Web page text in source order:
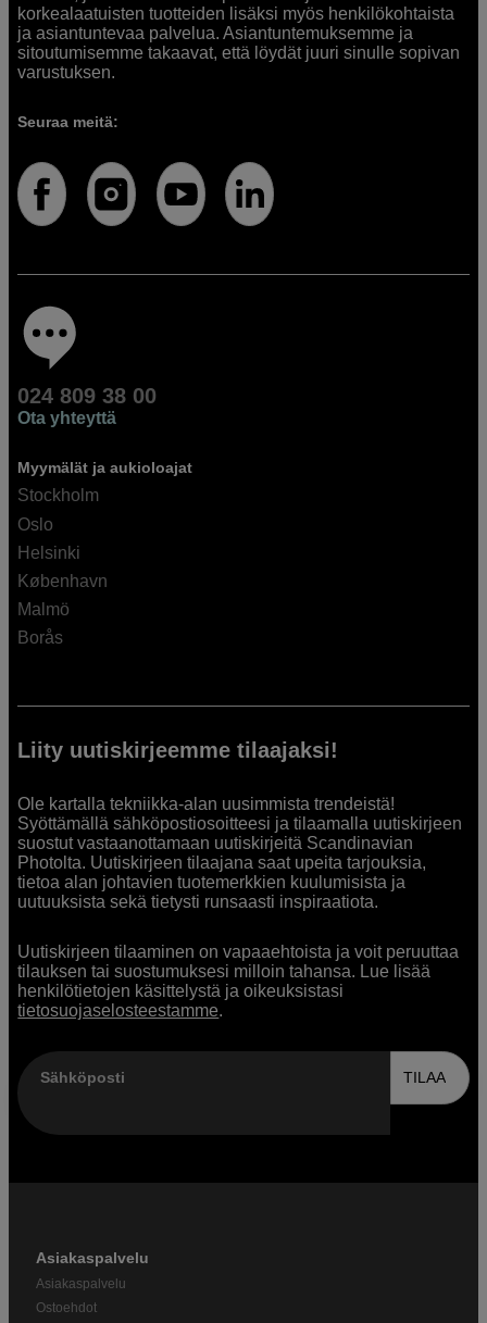
korkealaatuisten tuotteiden lisäksi myös henkilökohtaista
ja asiantuntevaa palvelua. Asiantuntemuksemme ja
sitoutumisemme takaavat, että löydät juuri sinulle sopivan
varustuksen.
Seuraa meitä:
024 809 38 00
Ota yhteyttä
Myymälät ja aukioloajat
Stockholm
Oslo
Helsinki
København
Malmö
Borås
Liity uutiskirjeemme tilaajaksi!
Ole kartalla tekniikka-alan uusimmista trendeistä!
Syöttämällä sähköpostiosoitteesi ja tilaamalla uutiskirjeen
suostut vastaanottamaan uutiskirjeitä Scandinavian
Photolta. Uutiskirjeen tilaajana saat upeita tarjouksia,
tietoa alan johtavien tuotemerkkien kuulumisista ja
uutuuksista sekä tietysti runsaasti inspiraatiota.
Uutiskirjeen tilaaminen on vapaaehtoista ja voit peruuttaa
tilauksen tai suostumuksesi milloin tahansa. Lue lisää
henkilötietojen käsittelystä ja oikeuksistasi
tietosuojaselosteestamme.
Sähköposti TILAA
Asiakaspalvelu
Asiakaspalvelu
Ostoehdot